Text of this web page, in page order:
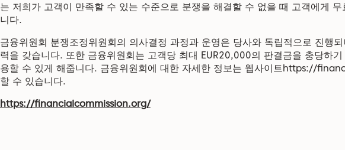
는 저희가 고객이 만족할 수 있는 수준으로 분쟁을 해결할 수 없을 때 고객에게
니다.
금융위원회 분쟁조정위원회의 의사결정 과정과 운영은 당사와 독립적으로 진행
력을 갖습니다. 또한 금융위원회는 고객당 최대 EUR20,000의 판결금을 충당하
용할 수 있게 해줍니다. 금융위원회에 대한 자세한 정보는 웹사이트https://
할 수 있습니다.
https://financialcommission.org/